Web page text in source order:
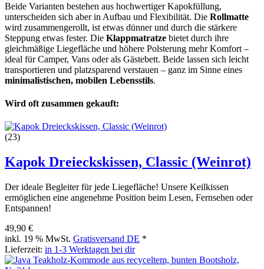
Beide Varianten bestehen aus hochwertiger Kapokfüllung,
unterscheiden sich aber in Aufbau und Flexibilität. Die Rollmatte
wird zusammengerollt, ist etwas dünner und durch die stärkere
Steppung etwas fester. Die Klappmatratze bietet durch ihre
gleichmäßige Liegefläche und höhere Polsterung mehr Komfort –
ideal für Camper, Vans oder als Gästebett. Beide lassen sich leicht
transportieren und platzsparend verstauen – ganz im Sinne eines
minimalistischen, mobilen Lebensstils.
Wird oft zusammen gekauft:
(23)
Kapok Dreieckskissen, Classic (Weinrot)
Der ideale Begleiter für jede Liegefläche! Unsere Keilkissen
ermöglichen eine angenehme Position beim Lesen, Fernsehen oder
Entspannen!
49,90 €
inkl. 19 % MwSt. Gratisversand DE *
Lieferzeit: in 1-3 Werktagen bei dir